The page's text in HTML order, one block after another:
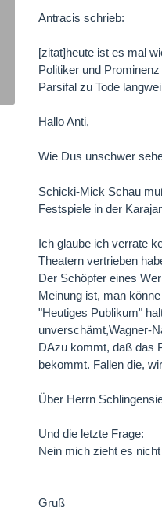
Antracis schrieb:
[zitat]heute ist es mal
Politiker und
Parsifal zu Tode
Hallo Anti,
Wie Dus unschwer
Schicki-Mick Schau
Festspiele in der
Ich glaube ich verrate
Theatern vertrieben
Der Schöpfer eines
Meinung ist, man
"Heutiges Publikum"
unverschämt,Wagner-
DAzu kommt, daß das
bekommt. Fallen die,
Über Herrn
Und die letzte Frage:
Nein mich zieht es
Gruß